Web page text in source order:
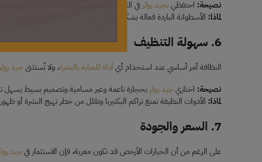
نصيحة: احتفظيبجيد رولر في الثلاجة لتعزيز خصائصه المبردة أثناء الاستخدام.
لماذا: الأسطوانة الباردة فعالة بشكل خاص لتهدئة البشرة المتهيجة وتقليل
6. سهولة التنظيف
النظافة أمر أساسي عند استخدام أيأداة للعناية بالبشرة، ولا تُستثنىجيد رولر
نصيحة: اختاريجيد رولر بحجارة ناعمة وغير مسامية وتصميم بسيط يسهل
لماذا: الأدوات النظيفة تمنع تراكم البكتيريا وتقلل من خطر تهيج البشرة أو
7. السعر والجودة
على الرغم من أن الخيارات الأرخص قد تكون مغرية، فإن الاستثمار فيجيد